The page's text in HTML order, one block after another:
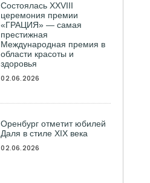
Состоялась ХXVIII
церемония премии
«ГРАЦИЯ» — самая
престижная
Международная премия в
области красоты и
здоровья
02.06.2026
Оренбург отметит юбилей
Даля в стиле XIX века
02.06.2026